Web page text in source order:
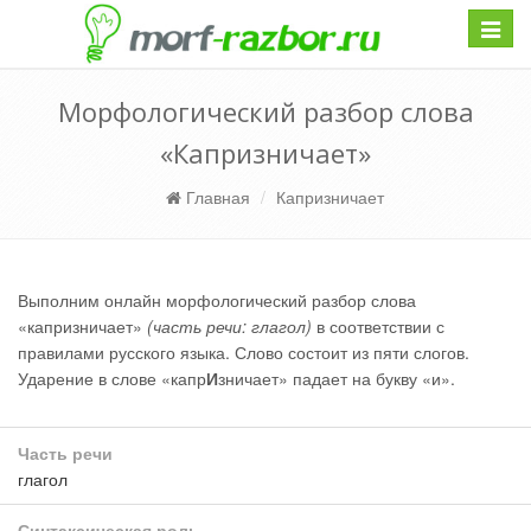
Морфологический разбор слова
«Капризничает»
Главная Капризничает
Выполним онлайн морфологический разбор слова
«капризничает» (часть речи: глагол) в соответствии с
правилами русского языка. Слово состоит из пяти слогов.
Ударение в слове «капрИзничает» падает на букву «и».
Часть речи
глагол